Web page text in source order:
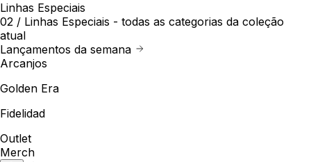
Linhas Especiais
02 / Linhas Especiais - todas as categorias da coleção
atual
Lançamentos da semana
Arcanjos
Golden Era
Fidelidad
Outlet
Merch